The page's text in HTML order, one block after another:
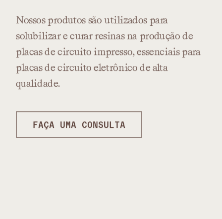
Nossos produtos são utilizados para
solubilizare curar resinasna produção de
placasde circuito impresso,essenciais para
placasde circuito eletrônico de alta
qualidade.
FAÇA UMA CONSULTA